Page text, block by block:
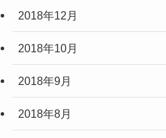
2018年12月
2018年10月
2018年9月
2018年8月